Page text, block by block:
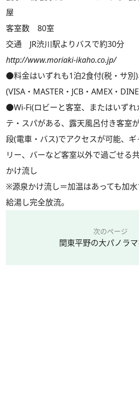
屋
客室数 80室
交通 JR渋川駅よりバスで約30分
http://www.moriaki-ikaho.co.jp/
●料金はいずれも1泊2食付(税・サ別
(VISA・MASTER・JCB・AMEX・
●Wi-Fi(ロビーと客室、またはいずれ
テ・スパがある、露天風呂付き客室
段(電車・バス)でアクセスが可能、
リー、バーなど客室以外で過ごせる
かけ流し
※源泉かけ流し＝加温はあっても加
給湯し完全放流。
次のページ
関東平野の大パノラ